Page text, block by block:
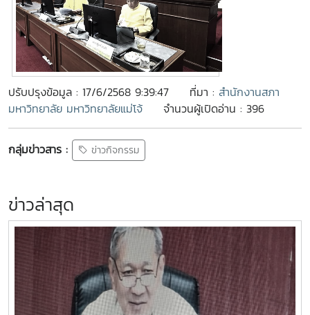
ปรับปรุงข้อมูล : 17/6/2568 9:39:47 ที่มา : สำนักงานสภา
มหาวิทยาลัย มหาวิทยาลัยแม่โจ้
จำนวนผู้เปิดอ่าน : 396
กลุ่มข่าวสาร : ข่าวกิจกรรม
ข่าวล่าสุด